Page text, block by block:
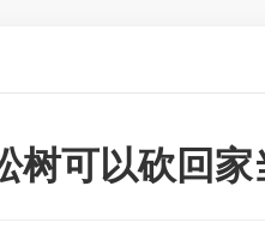
树可以砍回